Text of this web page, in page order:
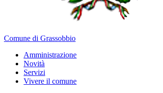
Comune di Grassobbio
Amministrazione
Novità
Servizi
Vivere il comune